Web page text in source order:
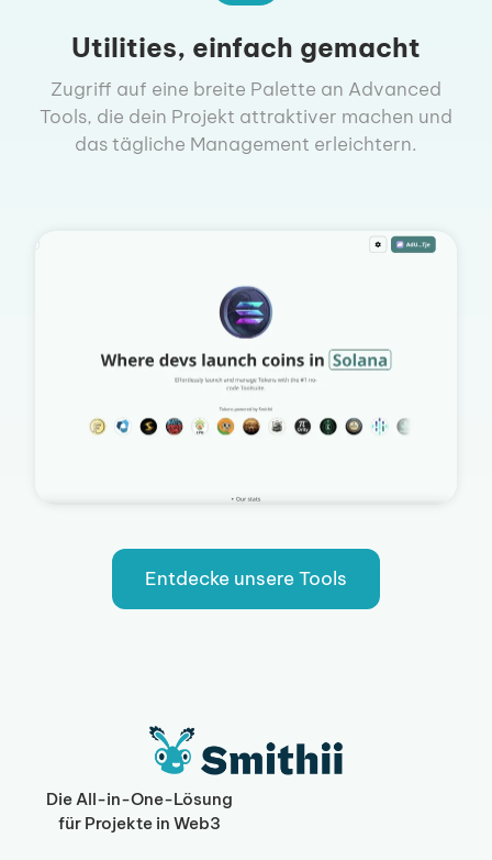
Utilities, einfach gemacht
Zugriff auf eine breite Palette an Advanced
Tools, die dein Projekt attraktiver machen und
das tägliche Management erleichtern.
Entdecke unsere Tools
Die All-in-One-Lösung
für Projekte in Web3